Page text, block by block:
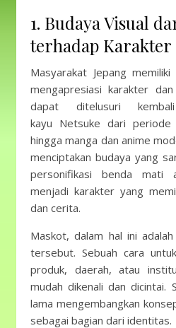
1. Budaya Visual
terhadap Karakter
Masyarakat Jepang
mengapresiasi karakter
dapat ditelusuri
kayu Netsuke dari periode
hingga manga dan anime
menciptakan budaya yang
personifikasi benda mati
menjadi karakter yang
dan cerita.
Maskot, dalam hal ini
tersebut. Sebuah cara
produk, daerah, atau
mudah dikenali dan dicintai.
lama mengembangkan
sebagai bagian dari identitas.